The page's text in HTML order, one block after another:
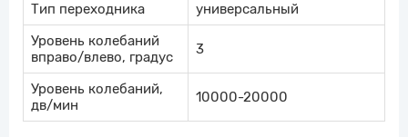
Тип переходника
универсальный
Уровень колебаний
вправо/влево, градус
3
Уровень колебаний,
дв/мин
10000-20000